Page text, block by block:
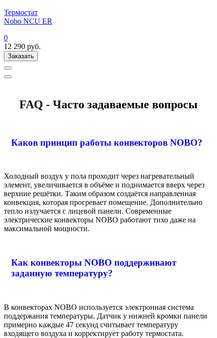
Термостат
Nobo NCU ER
0
12 290 руб.
Заказать
FAQ - Часто задаваемые вопросы
Каков принцип работы конвекторов NOBO?
Холодный воздух у пола проходит через нагревательный
элемент, увеличивается в объёме и поднимается вверх через
верхние решётки. Таким образом создаётся направленная
конвекция, которая прогревает помещение. Дополнительно
тепло излучается с лицевой панели. Современные
электрические конвекторы NOBO работают тихо даже на
максимальной мощности.
Как конвекторы NOBO поддерживают
заданную температуру?
В конвекторах NOBO используется электронная система
поддержания температуры. Датчик у нижней кромки панели
примерно каждые 47 секунд считывает температуру
входящего воздуха и корректирует работу термостата.